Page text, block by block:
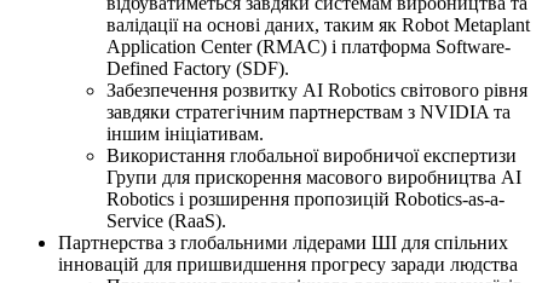
валідації на основі даних, таким як Robot Metaplant
Application Center (RMAC) і платформа Software-
Defined Factory (SDF).
Забезпечення розвитку AI Robotics світового рівня
завдяки стратегічним партнерствам з NVIDIA та
іншим ініціативам.
Використання глобальної виробничої експертизи
Групи для прискорення масового виробництва AI
Robotics і розширення пропозицій Robotics-as-a-
Service (RaaS).
Партнерства з глобальними лідерами ШІ для спільних
інновацій для пришвидшення прогресу заради людства